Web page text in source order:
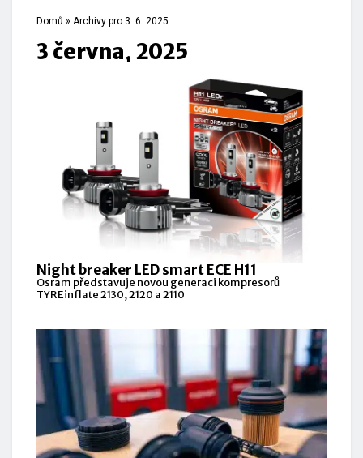
Domů » Archivy pro 3. 6. 2025
3 června, 2025
Night breaker LED smart ECE H11
Osram představuje novou generaci kompresorů
TYREinflate 2130, 2120 a 2110